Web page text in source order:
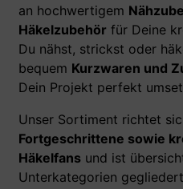
an hochwertigem
Häkelzubehör für Deine
Du nähst, strickst oder
bequem Kurzwaren und
Dein Projekt perfekt
Unser Sortiment richtet
Fortgeschrittene sowie
Häkelfans und ist
Unterkategorien